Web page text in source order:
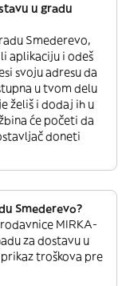
u gradu
Smederevo,
aplikaciju i odeš
svoju adresu da
u tvom delu
želiš i dodaj ih u
će početi da
doneti
Smederevo?
MIRKA-
za dostavu u
troškova pre